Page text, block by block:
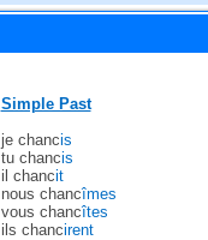
Simple Past
je chancis
tu chancis
il chancit
nous chancîmes
vous chancîtes
ils chancirent